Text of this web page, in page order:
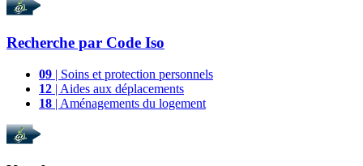
Recherche par Code Iso
09 | Soins et protection personnels
12 | Aides aux déplacements
18 | Aménagements du logement